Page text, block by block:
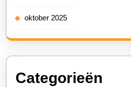
oktober 2025
Categorieën